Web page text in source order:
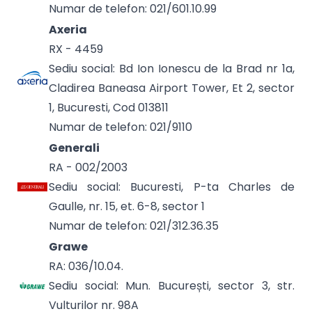
Numar de telefon: 021/601.10.99
Axeria
RX - 4459
Sediu social: Bd Ion Ionescu de la Brad nr 1a,
Cladirea Baneasa Airport Tower, Et 2, sector
1, Bucuresti, Cod 013811
Numar de telefon: 021/9110
Generali
RA - 002/2003
Sediu social: Bucuresti, P-ta Charles de
Gaulle, nr. 15, et. 6-8, sector 1
Numar de telefon: 021/312.36.35
Grawe
RA: 036/10.04.
Sediu social: Mun. București, sector 3, str.
Vulturilor nr. 98A